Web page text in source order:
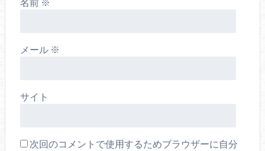
メール ※
サイト
次回のコメントで使用するためブラウザーに自分